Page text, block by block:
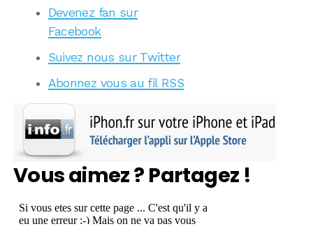
Devenez fan sur
Facebook
Suivez nous sur Twitter
Abonnez vous au fil RSS
Vous aimez ? Partagez !